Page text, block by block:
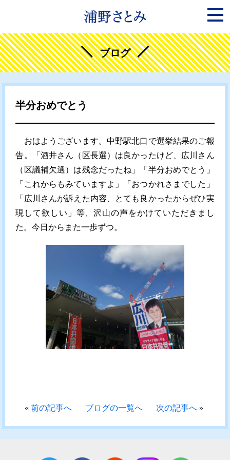
ブログ
半分おめでとう
おはようございます。中野駅北口で選挙結果のご報
告。「酒井さん（区長選）は良かったけど、広川さん
（区議補欠選）は残念だったね」「半分おめでとう」
「これからもみていますよ」「おつかれさまでした」
「広川さんが訴えた内容、とても良かったからぜひ実
現して欲しい」等、沢山の声をかけていただきまし
た。今日からまた一歩ずつ。
«前の記事へ ブログの一覧へ 次の記事へ»